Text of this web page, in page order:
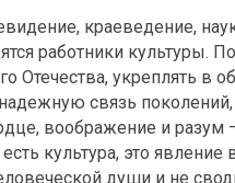
краеведение,
работники культуры.
Отечества, укреплять в
связь поколений,
воображение и разум
культура, это явление
души и не